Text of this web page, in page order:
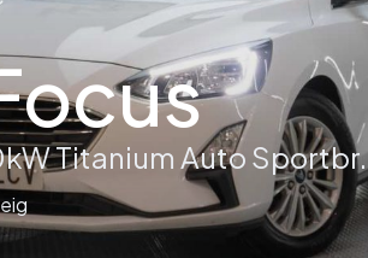
Titanium Auto Sportbr.